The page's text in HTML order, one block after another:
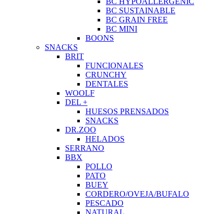
BC SUSTAINABLE
BC GRAIN FREE
BC MINI
BOONS
SNACKS
BRIT
FUNCIONALES
CRUNCHY
DENTALES
WOOLF
DEL +
HUESOS PRENSADOS
SNACKS
DR.ZOO
HELADOS
SERRANO
BBX
POLLO
PATO
BUEY
CORDERO/OVEJA/BUFALO
PESCADO
NATURAL